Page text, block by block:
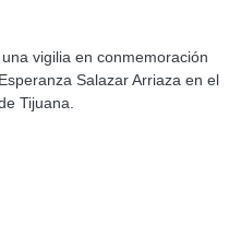
vigilia en conmemoración
Salazar Arriaza en el
Tijuana.